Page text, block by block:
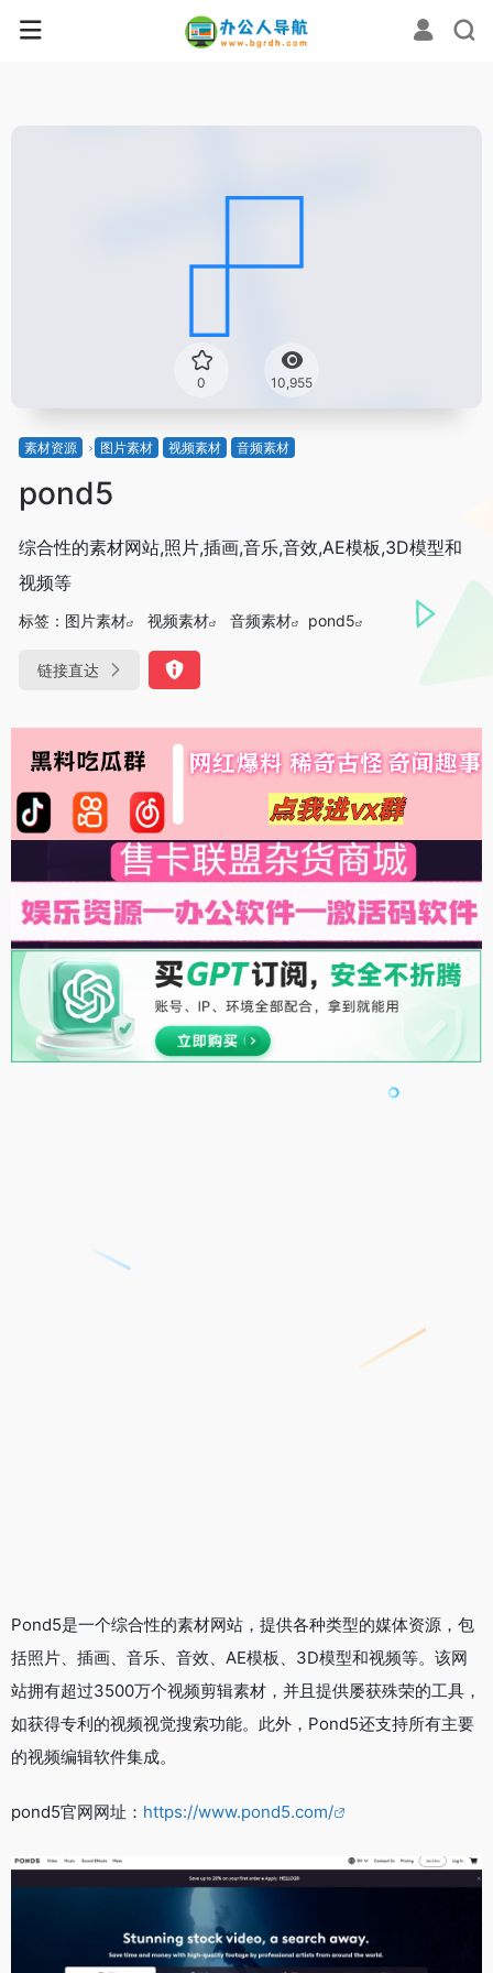
0 10,955
素材资源 图片素材 视频素材 音频素材
pond5
综合性的素材网站,照片,插画,音乐,音效,AE模板,3D模型和
视频等
标签： 图片素材 视频素材 音频素材 pond5
链接直达
Pond5是一个综合性的素材网站，提供各种类型的媒体资源，包
括照片、插画、音乐、音效、AE模板、3D模型和视频等。该网
站拥有超过3500万个视频剪辑素材，并且提供屡获殊荣的工具，
如获得专利的视频视觉搜索功能。此外，Pond5还支持所有主要
的视频编辑软件集成。
pond5官网网址： https://www.pond5.com/